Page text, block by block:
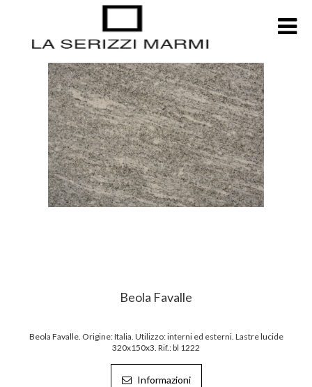
Beola Favalle
Beola Favalle. Origine: Italia. Utilizzo: interni ed esterni. Lastre lucide
320x150x3. Rif.: bl 1222
Informazioni